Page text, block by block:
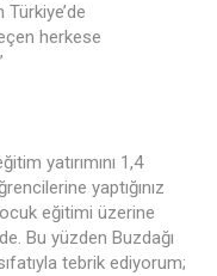
herkese
yatırımını 1,4
yaptığınız
eğitimi üzerine
Bu yüzden Buzdağı
tebrik ediyorum;